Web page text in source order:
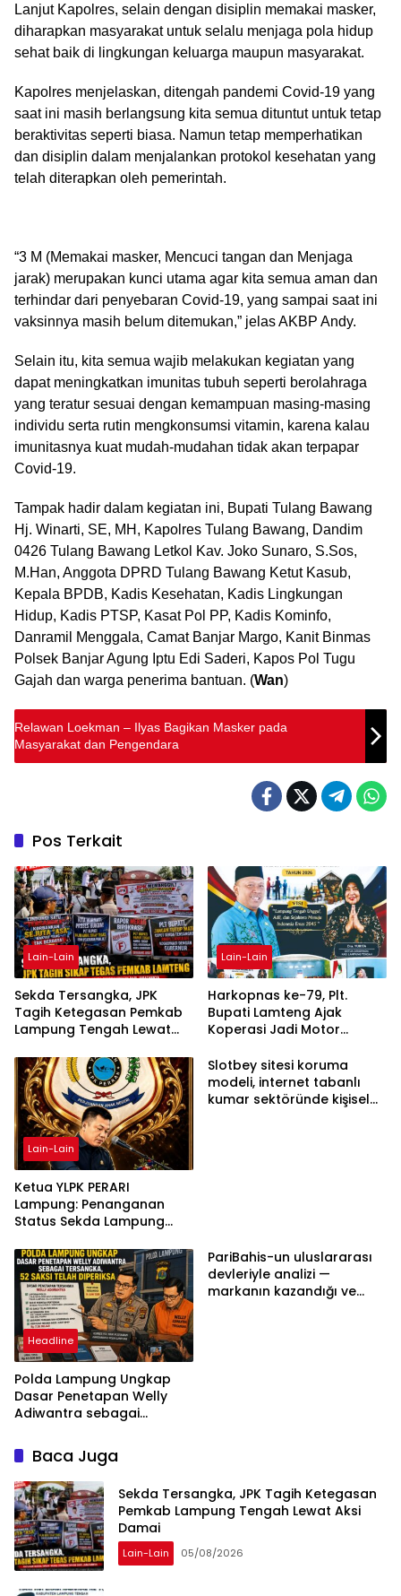
Lanjut Kapolres, selain dengan disiplin memakai masker,
diharapkan masyarakat untuk selalu menjaga pola hidup
sehat baik di lingkungan keluarga maupun masyarakat.
Kapolres menjelaskan, ditengah pandemi Covid-19 yang
saat ini masih berlangsung kita semua dituntut untuk tetap
beraktivitas seperti biasa. Namun tetap memperhatikan
dan disiplin dalam menjalankan protokol kesehatan yang
telah diterapkan oleh pemerintah.
“3 M (Memakai masker, Mencuci tangan dan Menjaga
jarak) merupakan kunci utama agar kita semua aman dan
terhindar dari penyebaran Covid-19, yang sampai saat ini
vaksinnya masih belum ditemukan,” jelas AKBP Andy.
Selain itu, kita semua wajib melakukan kegiatan yang
dapat meningkatkan imunitas tubuh seperti berolahraga
yang teratur sesuai dengan kemampuan masing-masing
individu serta rutin mengkonsumsi vitamin, karena kalau
imunitasnya kuat mudah-mudahan tidak akan terpapar
Covid-19.
Tampak hadir dalam kegiatan ini, Bupati Tulang Bawang
Hj. Winarti, SE, MH, Kapolres Tulang Bawang, Dandim
0426 Tulang Bawang Letkol Kav. Joko Sunaro, S.Sos,
M.Han, Anggota DPRD Tulang Bawang Ketut Kasub,
Kepala BPDB, Kadis Kesehatan, Kadis Lingkungan
Hidup, Kadis PTSP, Kasat Pol PP, Kadis Kominfo,
Danramil Menggala, Camat Banjar Margo, Kanit Binmas
Polsek Banjar Agung Iptu Edi Saderi, Kapos Pol Tugu
Gajah dan warga penerima bantuan. (Wan)
Relawan Loekman – Ilyas Bagikan Masker pada
Masyarakat dan Pengendara
Pos Terkait
Lain-Lain
Sekda Tersangka, JPK
Tagih Ketegasan Pemkab
Lampung Tengah Lewat
Lain-Lain
Harkopnas ke-79, Plt.
Bupati Lamteng Ajak
Koperasi Jadi Motor
Lain-Lain
Ketua YLPK PERARI
Lampung: Penanganan
Status Sekda Lampung
Berdasarkan Aturan,
Bukan Tekanan Opini
Slotbey sitesi koruma
modeli, internet tabanlı
kumar sektöründe kişisel
Headline
Polda Lampung Ungkap
Dasar Penetapan Welly
Adiwantra sebagai
Diperiksa
PariBahis-un uluslararası
devleriyle analizi —
markanın kazandığı ve
Baca Juga
Sekda Tersangka, JPK Tagih Ketegasan
Pemkab Lampung Tengah Lewat Aksi
Damai
Lain-Lain 05/08/2026